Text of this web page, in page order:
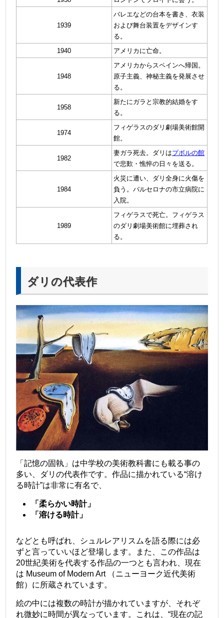
1939
バレエなどの台本を書き、衣装
および舞台装置をデザインす
る。
1940
アメリカに亡命。
1948
アメリカからスペインへ帰国。
原子主義、神秘主義を発展させ
る。
1958
新たにガラと宗教的結婚をす
る。
1974
フィゲラスのダリ劇場美術館開
館。
1982
妻ガラ死去。ダリはプボルの館
で悲歎・憔悴の日々を送る。
1984
火災に遭い、ダリ全身に火傷を
負う。バルセロナの市立病院に
入院。
1989
フィゲラスで死亡。フィゲラス
のダリ劇場美術館に埋葬され
る。
ダリの代表作
「記憶の固執」は中学校の美術教科書にも載る事の
多い、ダリの代表作です。作品に描かれている“溶け
る時計”は非常に有名で、
「柔らかい時計」
「溶ける時計」
などとも呼ばれ、シュルレアリスムを語る際には必
ずと言っていいほど登場します。また、この作品は
20世紀美術を代表する作品の一つとも言われ、現在
は Museum of Modern Art（ニューヨーク近代美術
館）に所蔵されています。
絵の中には複数の時計が描かれていますが、それぞ
れ微妙に時間が異なっています。これは、“現在の記